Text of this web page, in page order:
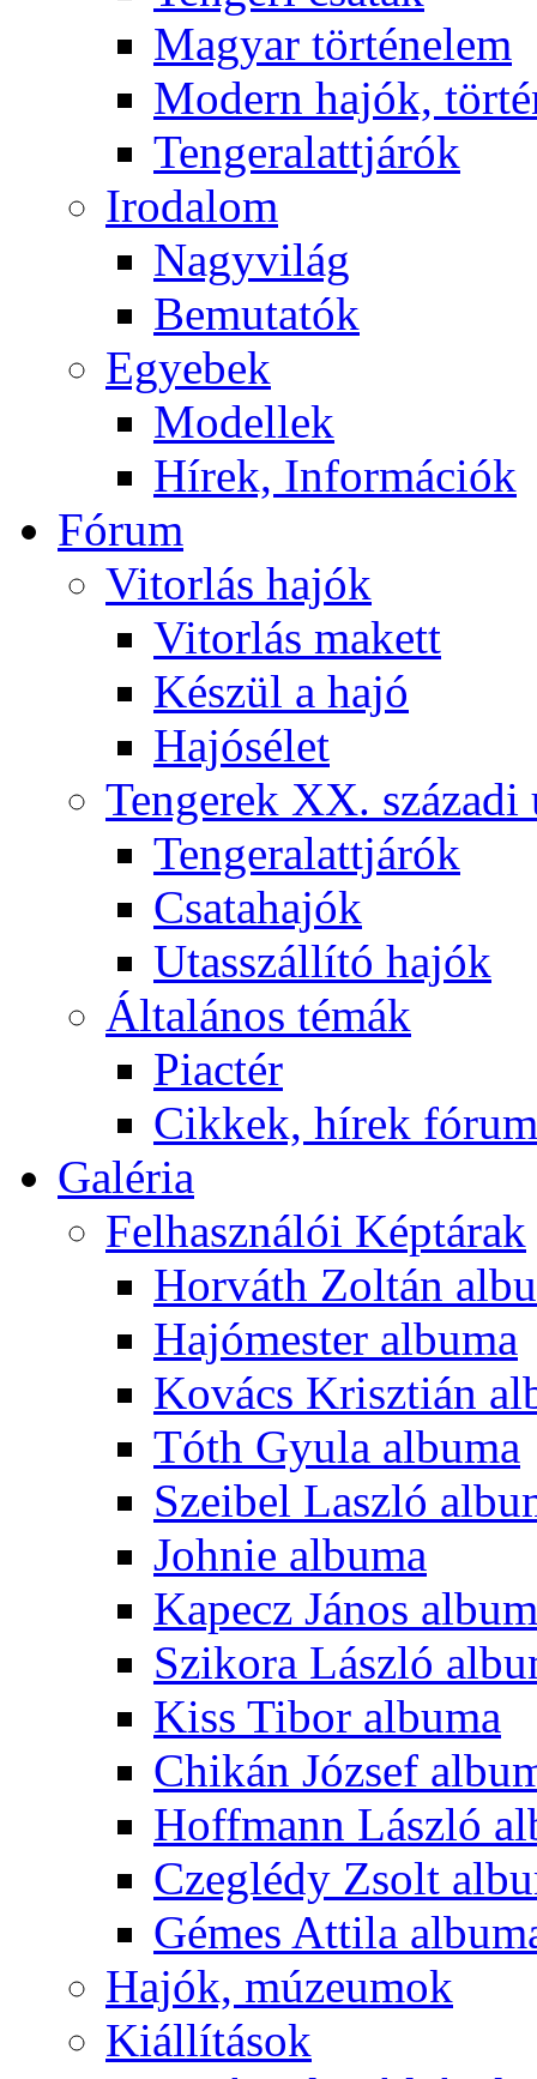
Magyar történelem
Modern hajók,
Tengeralattjárók
Irodalom
Nagyvilág
Bemutatók
Egyebek
Modellek
Hírek, Információk
Fórum
Vitorlás hajók
Vitorlás makett
Készül a hajó
Hajósélet
Tengerek XX. századi
Tengeralattjárók
Csatahajók
Utasszállító hajók
Általános témák
Piactér
Cikkek, hírek
Galéria
Felhasználói Képtárak
Horváth Zoltán
Hajómester albuma
Kovács Krisztián
Tóth Gyula albuma
Szeibel Laszló
Johnie albuma
Kapecz János
Szikora László
Kiss Tibor albuma
Chikán József
Hoffmann László
Czeglédy Zsolt
Gémes Attila
Hajók, múzeumok
Kiállítások